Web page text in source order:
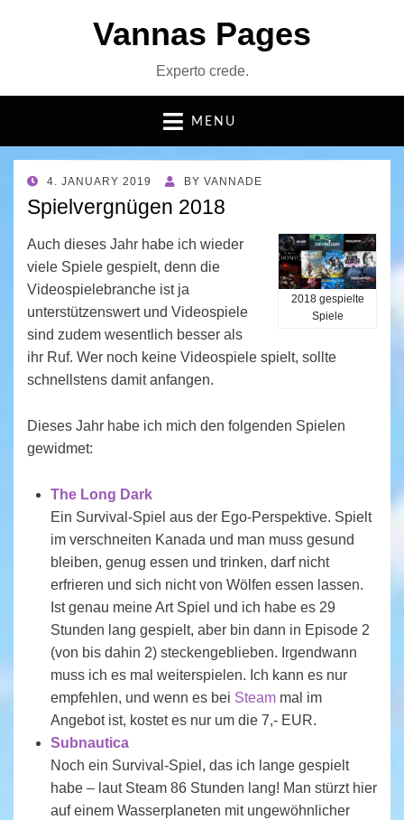
Vannas Pages
Experto crede.
MENU
POSTED
ON
4. JANUARY 2019 BY VANNADE
Spielvergnügen 2018
2018 gespielte
Spiele
Auch dieses Jahr habe ich wieder
viele Spiele gespielt, denn die
Videospielebranche ist ja
unterstützenswert und Videospiele
sind zudem wesentlich besser als
ihr Ruf. Wer noch keine Videospiele spielt, sollte
schnellstens damit anfangen.
Dieses Jahr habe ich mich den folgenden Spielen
gewidmet:
The Long Dark
Ein Survival-Spiel aus der Ego-Perspektive. Spielt
im verschneiten Kanada und man muss gesund
bleiben, genug essen und trinken, darf nicht
erfrieren und sich nicht von Wölfen essen lassen.
Ist genau meine Art Spiel und ich habe es 29
Stunden lang gespielt, aber bin dann in Episode 2
(von bis dahin 2) steckengeblieben. Irgendwann
muss ich es mal weiterspielen. Ich kann es nur
empfehlen, und wenn es bei Steam mal im
Angebot ist, kostet es nur um die 7,- EUR.
Subnautica
Noch ein Survival-Spiel, das ich lange gespielt
habe – laut Steam 86 Stunden lang! Man stürzt hier
auf einem Wasserplaneten mit ungewöhnlicher